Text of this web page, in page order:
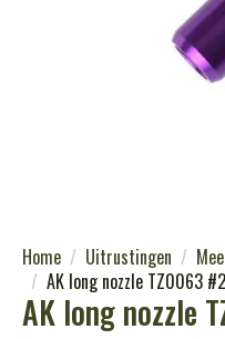
Home Uitrustingen
AK long nozzle TZ0063
AK long nozzle